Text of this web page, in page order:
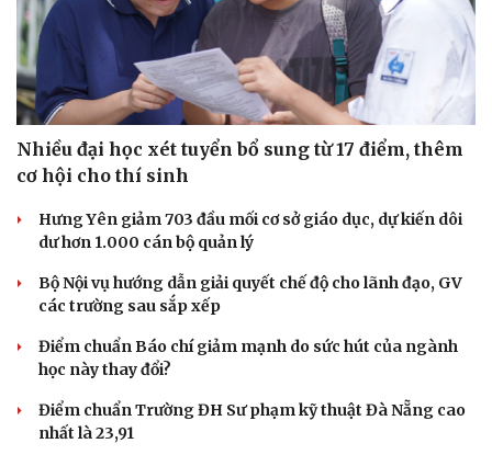
Nhiều đại học xét tuyển bổ sung từ 17 điểm, thêm
cơ hội cho thí sinh
Hưng Yên giảm 703 đầu mối cơ sở giáo dục, dự kiến dôi
dư hơn 1.000 cán bộ quản lý
Bộ Nội vụ hướng dẫn giải quyết chế độ cho lãnh đạo, GV
các trường sau sắp xếp
Điểm chuẩn Báo chí giảm mạnh do sức hút của ngành
học này thay đổi?
Điểm chuẩn Trường ĐH Sư phạm kỹ thuật Đà Nẵng cao
nhất là 23,91